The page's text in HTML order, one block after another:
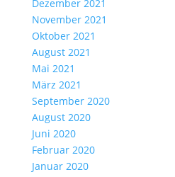
Dezember 2021
November 2021
Oktober 2021
August 2021
Mai 2021
März 2021
September 2020
August 2020
Juni 2020
Februar 2020
Januar 2020